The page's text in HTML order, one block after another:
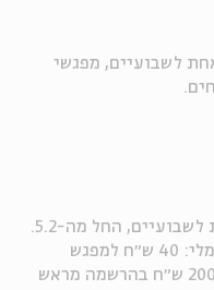
לשבועיים, מפגשי
המפגשים יתקיימו בימי רביעי, אחת לשבועיים, החל מה-5.2.
הכניסה בהרשמה מראש ובתשלום סמלי: 40 ש״ח למפגש
ההשקה, 30 ש״ח ליתר המפגשים, ו־200 ש״ח בהרשמה מראש